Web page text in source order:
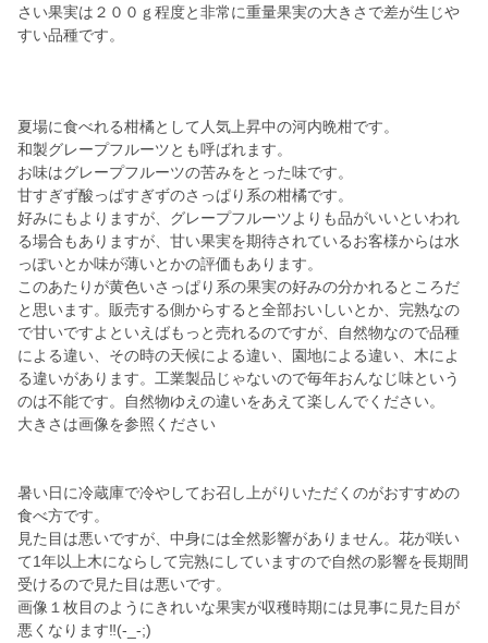
さい果実は２００ｇ程度と非常に重量果実の大きさで差が生じや
すい品種です。
夏場に食べれる柑橘として人気上昇中の河内晩柑です。
和製グレープフルーツとも呼ばれます。
お味はグレープフルーツの苦みをとった味です。
甘すぎず酸っぱすぎずのさっぱり系の柑橘です。
好みにもよりますが、グレープフルーツよりも品がいいといわれ
る場合もありますが、甘い果実を期待されているお客様からは水
っぽいとか味が薄いとかの評価もあります。
このあたりが黄色いさっぱり系の果実の好みの分かれるところだ
と思います。販売する側からすると全部おいしいとか、完熟なの
で甘いですよといえばもっと売れるのですが、自然物なので品種
による違い、その時の天候による違い、園地による違い、木によ
る違いがあります。工業製品じゃないので毎年おんなじ味という
のは不能です。自然物ゆえの違いをあえて楽しんでください。
大きさは画像を参照ください
暑い日に冷蔵庫で冷やしてお召し上がりいただくのがおすすめの
食べ方です。
見た目は悪いですが、中身には全然影響がありません。花が咲い
て1年以上木にならして完熟にしていますので自然の影響を長期間
受けるので見た目は悪いです。
画像１枚目のようにきれいな果実が収穫時期には見事に見た目が
悪くなります‼️(-_-;)